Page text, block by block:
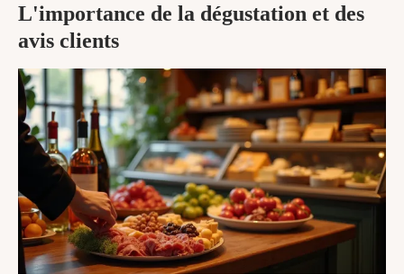
L'importance de la dégustation et des
avis clients